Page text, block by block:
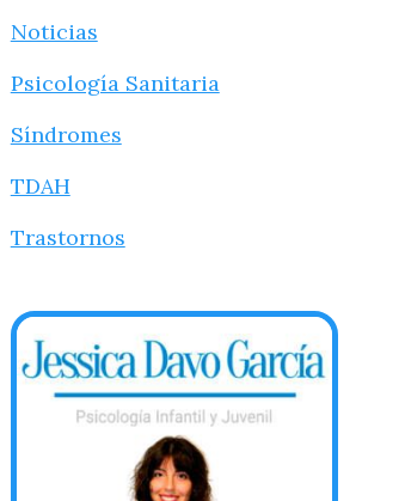
Noticias
Psicología Sanitaria
Síndromes
TDAH
Trastornos